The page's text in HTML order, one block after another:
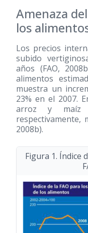
Amenaza
los
Los precios
subido
años (FAO,
alimentos
muestra un
23% en el 2007.
arroz y maíz
respectivamente,
2008b).
Figura 1. Índice